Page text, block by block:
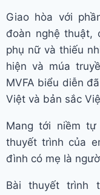
Giao hòa với
đoàn nghệ thuật,
phụ nữ và thiếu
hiện và múa
MVFA biểu diễn
Việt và bản sắc
Mang tới niềm
thuyết trình của
đình có mẹ là
Bài thuyết trình